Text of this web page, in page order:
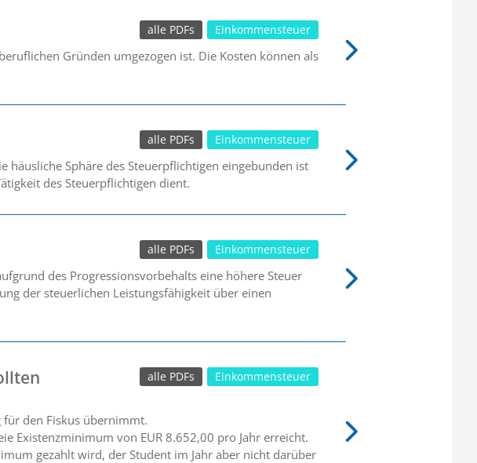
Einkommensteuer
alle PDFs
Gründen umgezogen ist. Die Kosten können als
Einkommensteuer
alle PDFs
häusliche Sphäre des Steuerpflichtigen eingebunden ist
des Steuerpflichtigen dient.
Einkommensteuer
alle PDFs
des Progressionsvorbehalts eine höhere Steuer
der steuerlichen Leistungsfähigkeit über einen
Einkommensteuer
alle PDFs
für den Fiskus übernimmt.
Existenzminimum von EUR 8.652,00 pro Jahr erreicht.
gezahlt wird, der Student im Jahr aber nicht darüber